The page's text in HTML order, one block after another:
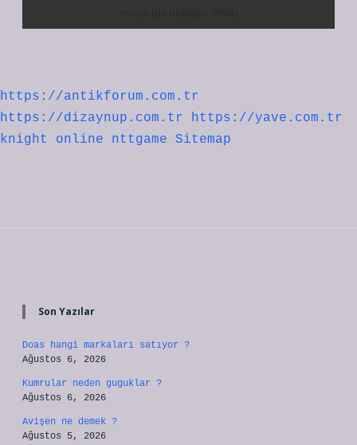
https://antikforum.com.tr
https://dizaynup.com.tr
https://yave.com.tr
knight online
nttgame Sitemap
Son Yazılar
Doas hangi markaları satıyor ?
Ağustos 6, 2026
Kumrular neden guguklar ?
Ağustos 6, 2026
Avişen ne demek ?
Ağustos 5, 2026